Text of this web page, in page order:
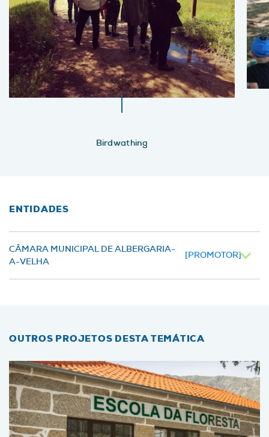
Birdwathing
ENTIDADES
CÂMARA MUNICIPAL DE ALBERGARIA-
A-VELHA
[PROMOTOR]
OUTROS PROJETOS DESTA TEMÁTICA